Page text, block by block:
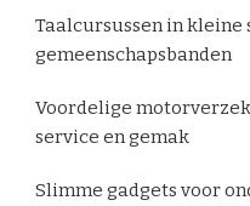
Taalcursussen in kleine
gemeenschapsbanden
Voordelige
service en gemak
Slimme gadgets voor